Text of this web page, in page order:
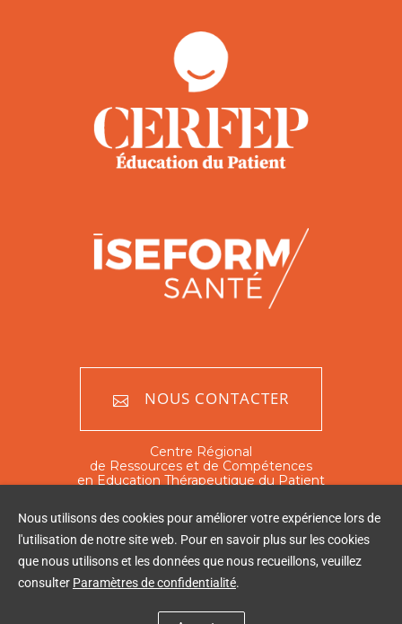
NOUS CONTACTER
Centre Régional
de Ressources et de Compétences
en Education Thérapeutique du Patient
351 rue Ambroise Paré
Tél : 03 20 16 03 60
Nous utilisons des cookies pour améliorer votre expérience lors de
l'utilisation de notre site web. Pour en savoir plus sur les cookies
que nous utilisons et les données que nous recueillons, veuillez
consulter Paramètres de confidentialité.